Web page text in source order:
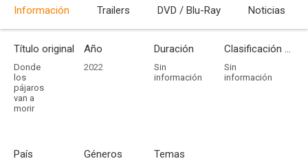
Información Trailers DVD / Blu-Ray Noticias
Título original
Donde
los
pájaros
van a
morir
Año
2022
Duración
Sin
información
Clasificación por edades
Sin
información
País Géneros Temas